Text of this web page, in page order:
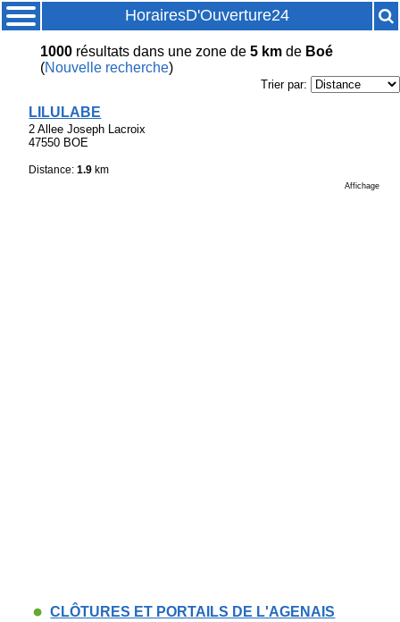
HorairesD'Ouverture24
1000résultatsdans une zone de 5 kmde Boé
(Nouvelle recherche)
Trier par:
LILULABE
2 Allee Joseph Lacroix
47550 BOE
Distance:1.9 km
Affichage
CLÔTURES ET PORTAILS DE L'AGENAIS